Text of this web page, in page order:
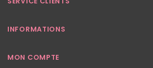
INFORMATIONS
MON COMPTE